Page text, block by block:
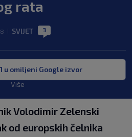
rata
SVIJET 3
u omiljeni Google izvor
Više
Volodimir Zelenski
od europskih čelnika